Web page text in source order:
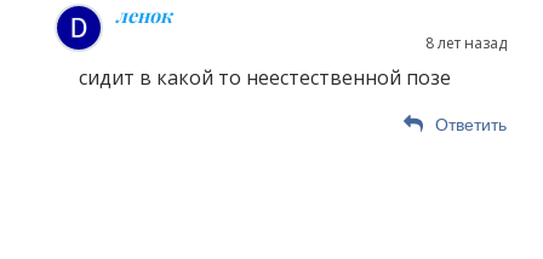
ленок
8 лет назад
сидит в какой то неестественной позе
Ответить